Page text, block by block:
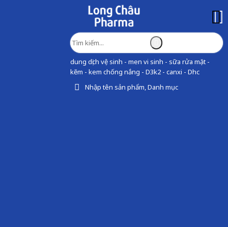
dung dịch vệ sinh - men vi sinh - sữa rửa mặt -
kẽm - kem chống nắng - D3k2 - canxi - Dhc
Nhập tên sản phẩm, Danh mục